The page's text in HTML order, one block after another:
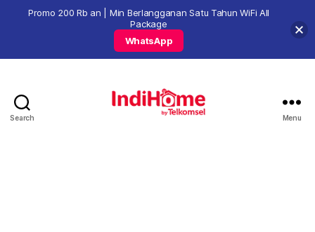
Search Menu
Promo 200 Rb an | Min Berlangganan Satu Tahun WiFi All
Package
WhatsApp